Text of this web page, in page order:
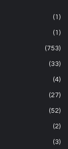
(1)
(1)
(753)
(33)
(4)
(27)
(52)
(2)
(3)